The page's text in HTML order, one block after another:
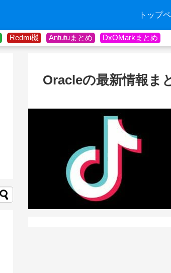
トップ
Redmi機 Antutuまとめ DxOMarkまとめ
Oracleの最新情報ま